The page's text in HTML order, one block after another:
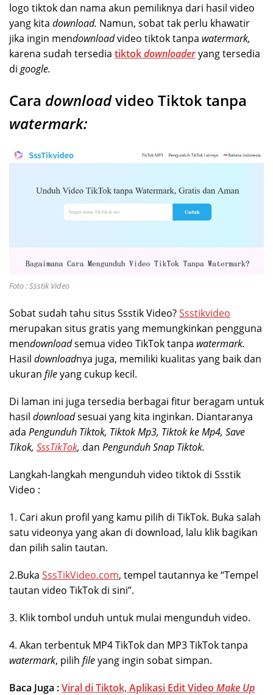
logo tiktok dan nama akun pemiliknya dari hasil video
yang kita download. Namun, sobat tak perlu khawatir
jika ingin mendownloadvideo tiktok tanpa watermark,
karena sudah tersedia tiktokdownloaderyang tersedia
di google.
Cara downloadvideo Tiktok tanpa
watermark:
Foto : Ssstik Video
Sobat sudah tahu situs Ssstik Video?Ssstikvideo
merupakan situs gratis yang memungkinkan pengguna
mendownloadsemua video TikTok tanpa watermark.
Hasil downloadnya juga, memiliki kualitas yang baik dan
ukuran fileyang cukup kecil.
Di laman ini juga tersedia berbagai fitur beragam untuk
hasil downloadsesuai yang kita inginkan. Diantaranya
ada Pengunduh Tiktok, Tiktok Mp3, Tiktok ke Mp4, Save
Tikok, SssTikTok, dan Pengunduh Snap Tiktok.
Langkah-langkah mengunduh video tiktok di Ssstik
Video :
1. Cari akun profil yang kamu pilih di TikTok. Buka salah
satu videonya yang akan di download, lalu klik bagikan
dan pilih salin tautan.
2.Buka SssTikVideo.com, tempel tautannya ke “Tempel
tautan video TikTok di sini”.
3. Klik tombol unduh untuk mulai mengunduh video.
4. Akan terbentuk MP4 TikTok dan MP3 TikTok tanpa
watermark, pilih fileyang ingin sobat simpan.
Baca Juga :Viral di Tiktok, Aplikasi Edit Video Make Up